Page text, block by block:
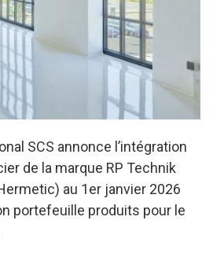
SCS annonce l’intégration
de la marque RP Technik